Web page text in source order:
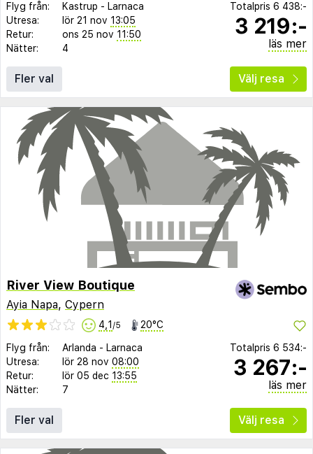
Flyg från: Kastrup - Larnaca
Utresa:
lör 21 nov 13:05
Retur:
ons 25 nov 11:50
Nätter:
4
Totalpris 6 438:-
3 219:-
läs mer
Fler val Välj resa
River View Boutique
Ayia Napa, Cypern
4,1 /5 20°C
Flyg från: Arlanda - Larnaca
Utresa:
lör 28 nov 08:00
Retur:
lör 05 dec 13:55
Nätter:
7
Totalpris 6 534:-
3 267:-
läs mer
Fler val Välj resa